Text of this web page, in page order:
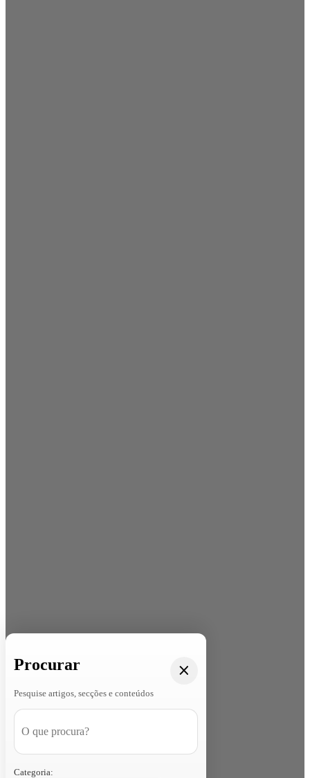
Procurar
Pesquise artigos, secções e conteúdos
Categoria: